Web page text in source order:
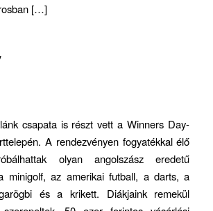
[…]
csapata is részt vett a Winners Day-
A rendezvényen fogyatékkal élő
olyan angolszász eredetű
minigolf, az amerikai futball, a darts, a
és a krikett. Diákjaink remekül